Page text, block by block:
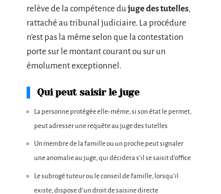
relève de la compétence du juge des tutelles,
rattaché au tribunal judiciaire. La procédure
n’est pas la même selon que la contestation
porte sur le montant courant ou sur un
émolument exceptionnel.
Qui peut saisir le juge
La personne protégée elle-même, si son état le permet,
peut adresser une requête au juge des tutelles
Un membre de la famille ou un proche peut signaler
une anomalie au juge, qui décidera s’il se saisit d’office
Le subrogé tuteur ou le conseil de famille, lorsqu’il
existe, dispose d’un droit de saisine directe